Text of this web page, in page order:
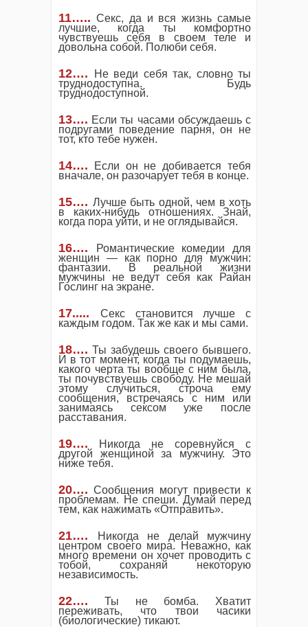
11….. Секс, да и вся жизнь самые
лучшие, когда ты комфортно
чувствуешь себя в своем теле и
довольна собой. Полюби себя.
12….
Не веди себя так, словно ты
труднодоступна. Будь
труднодоступной.
13…. Если ты часами обсуждаешь с
подругами поведение парня, он не
тот, кто тебе нужен.
14…. Если он не добивается тебя
вначале, он разочарует тебя в конце.
15…. Лучше быть одной, чем в хоть
в каких-нибудь отношениях. Знай,
когда пора уйти, и не оглядывайся.
16….
Романтические комедии для
женщин — как порно для мужчин:
фантазии. В реальной жизни
мужчины не ведут себя как Райан
Гослинг на экране.
17.....
Секс становится лучше с
каждым годом. Так же как и мы сами.
18…. Ты забудешь своего бывшего.
И в тот момент, когда ты подумаешь,
какого черта ты вообще с ним была,
ты почувствуешь свободу. Не мешай
этому случиться, строча ему
сообщения, встречаясь с ним или
занимаясь сексом уже после
расставания.
19…. Никогда не соревнуйся с
другой женщиной за мужчину. Это
ниже тебя.
20…. Сообщения могут привести к
проблемам. Не спеши. Думай перед
тем, как нажимать «Отправить».
21….
Никогда не делай мужчину
центром своего мира. Неважно, как
много времени он хочет проводить с
тобой, сохраняй некоторую
независимость.
22…. Ты не бомба. Хватит
переживать, что твои часики
(биологические) тикают.